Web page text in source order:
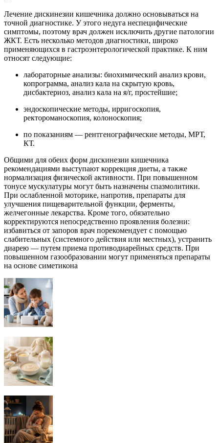
Лечение дискинезии кишечника должно основываться на
точной диагностике. У этого недуга неспецифические
симптомы, поэтому врач должен исключить другие патологии
ЖКТ. Есть несколько методов диагностики, широко
применяющихся в гастроэнтерологической практике. К ним
относят следующие:
лабораторные анализы: биохимический анализ крови,
копрограмма, анализ кала на скрытую кровь,
дисбактериоз, анализ кала на я/г, простейшие;
эндоскопические методы, ирригоскопия,
ректороманоскопия, колоноскопия;
по показаниям — рентгенографические методы, МРТ,
КТ.
Общими для обеих форм дискинезии кишечника
рекомендациями выступают коррекция диеты, а также
нормализация физической активности. При повышенном
тонусе мускулатуры могут быть назначены спазмолитики.
При ослабленной моторике, напротив, препараты для
улучшения пищеварительной функции, ферменты,
желчегонные лекарства. Кроме того, обязательно
корректируются непосредственно проявления болезни:
избавиться от запоров врач порекомендует с помощью
слабительных (системного действия или местных), устранить
диарею — путем приема противодиарейных средств. При
повышенном газообразовании могут применяться препараты
на основе симетикона